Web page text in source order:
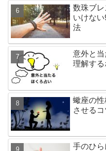
数珠ブ
いけな
法
意外と
理解する
蠍座の
させるコ
手のひ